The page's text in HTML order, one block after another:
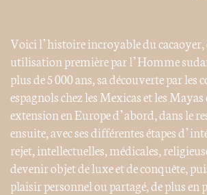
Voici l’histoire incroyable du cacaoyer,
utilisation première par l’Homme
plus de 5 000 ans, sa découverte par les
espagnols chez les Mexicas et les
extension en Europe d’abord, dans le
ensuite, avec ses différentes étapes
rejet, intellectuelles, médicales,
devenir objet de luxe et de conquête,
plaisir personnel ou partagé, de plus en